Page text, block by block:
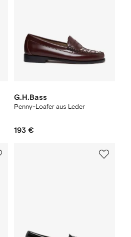
G.H.Bass
Penny-Loafer aus Leder
193 €